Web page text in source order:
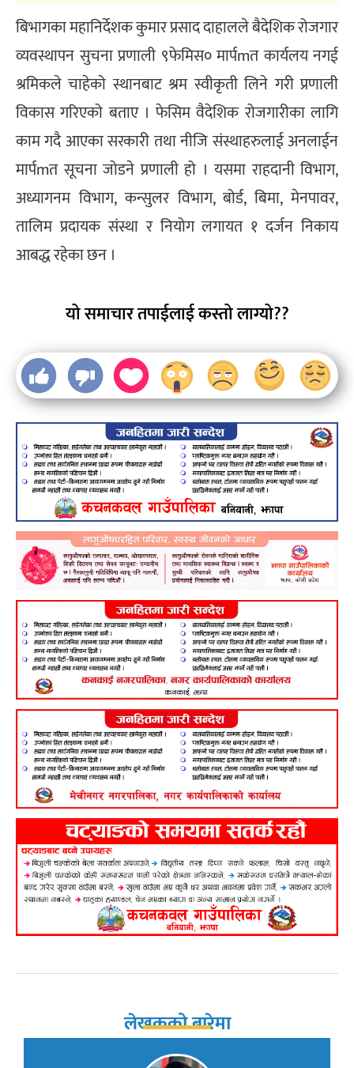
बिभागका महानिर्देशक कुमार प्रसाद दाहालले बैदेशिक रोजगार
व्यवस्थापन सुचना प्रणाली ९फेमिस० मार्पmत कार्यलय नगई
श्रमिकले चाहेको स्थानबाट श्रम स्वीकृती लिने गरी प्रणाली
विकास गरिएको बताए । फेसिम वैदेशिक रोजगारीका लागि
काम गदै आएका सरकारी तथा नीजि संस्थाहरुलाई अनलाईन
मार्पmत सूचना जोडने प्रणाली हो । यसमा राहदानी विभाग,
अध्यागनम विभाग, कन्सुलर विभाग, बोर्ड, बिमा, मेनपावर,
तालिम प्रदायक संस्था र नियोग लगायत १ दर्जन निकाय
आबद्ध रहेका छन ।
यो समाचार तपाईलाई कस्तो लाग्यो??
लेखकको बारेमा